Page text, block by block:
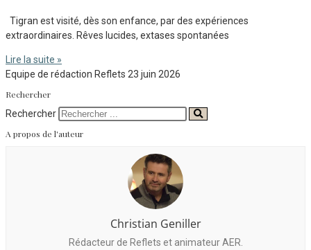
Tigran est visité, dès son enfance, par des expériences
extraordinaires. Rêves lucides, extases spontanées
Lire la suite »
Equipe de rédaction Reflets 23 juin 2026
Rechercher
Rechercher
A propos de l'auteur
Christian Geniller
Rédacteur de Reflets et animateur AER.